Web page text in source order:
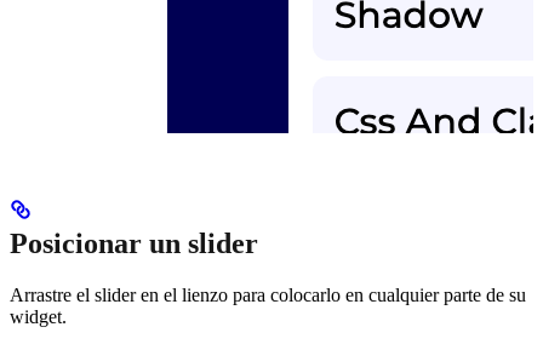
Posicionar un slider
Arrastre el slider en el lienzo para colocarlo en cualquier parte de su
widget.